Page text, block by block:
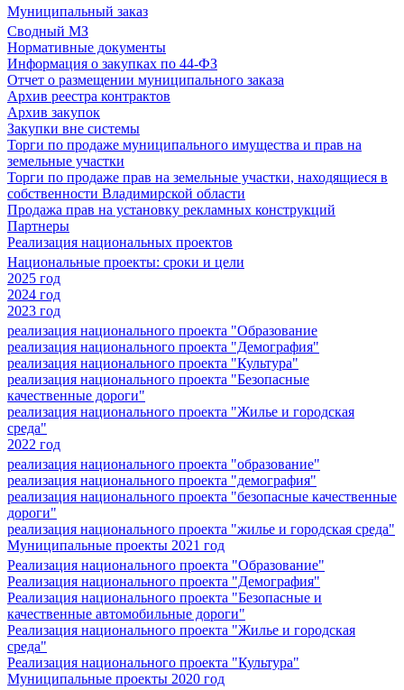
Муниципальный заказ
Сводный МЗ
Нормативные документы
Информация о закупках по 44-ФЗ
Отчет о размещении муниципального заказа
Архив реестра контрактов
Архив закупок
Закупки вне системы
Торги по продаже муниципального имущества и прав на
земельные участки
Торги по продаже прав на земельные участки, находящиеся в
собственности Владимирской области
Продажа прав на установку рекламных конструкций
Партнеры
Реализация национальных проектов
Национальные проекты: сроки и цели
2025 год
2024 год
2023 год
реализация национального проекта "Образование
реализация национального проекта "Демография"
реализация национального проекта "Культура"
реализация национального проекта "Безопасные
качественные дороги"
реализация национального проекта "Жилье и городская
среда"
2022 год
реализация национального проекта "образование"
реализация национального проекта "демография"
реализация национального проекта "безопасные качественные
дороги"
реализация национального проекта "жилье и городская среда"
Муниципальные проекты 2021 год
Реализация национального проекта "Образование"
Реализация национального проекта "Демография"
Реализация национального проекта "Безопасные и
качественные автомобильные дороги"
Реализация национального проекта "Жилье и городская
среда"
Реализация национального проекта "Культура"
Муниципальные проекты 2020 год